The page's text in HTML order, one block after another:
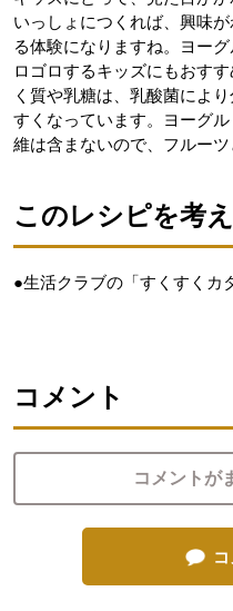
いっしょにつくれば、興味
る体験になりますね。ヨー
ロゴロするキッズにもおす
く質や乳糖は、乳酸菌によ
すくなっています。ヨーグ
維は含まないので、フルー
このレシピを考
●生活クラブの「すくすくカ
コメント
コメントが